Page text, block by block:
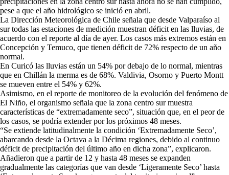
pese a que el año hidrológico se inició en abril.
La Dirección Meteorológica de Chile señala que desde Valparaíso al
sur todas las estaciones de medición muestran déficit en las lluvias, de
acuerdo con el reporte al día de ayer. Los casos más extremos están en
Concepción y Temuco, que tienen déficit de 72% respecto de un año
normal.
En Curicó las lluvias están un 54% por debajo de lo normal, mientras
que en Chillán la merma es de 68%. Valdivia, Osorno y Puerto Montt
se mueven entre el 54% y 62%.
Asimismo, en el reporte de monitoreo de la evolución del fenómeno de
El Niño, el organismo señala que la zona centro sur muestra
características de “extremadamente seco”, situación que, en el peor de
los casos, se podría extender por los próximos 48 meses.
“Se extiende latitudinalmente la condición ‘Extremadamente Seco’,
abarcando desde la Octava a la Décima regiones, debido al continuo
déficit de precipitación del último año en dicha zona”, explicaron.
Añadieron que a partir de 12 y hasta 48 meses se expanden
gradualmente las categorías que van desde ‘Ligeramente Seco’ hasta